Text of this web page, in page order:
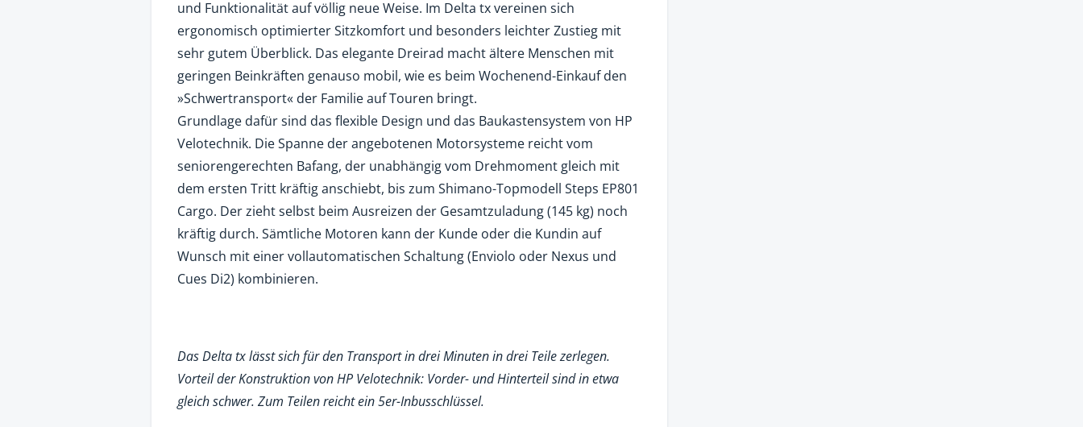
und Funktionalität auf völlig neue Weise. Im Delta tx vereinen sich
ergonomisch optimierter Sitzkomfort und besonders leichter Zustieg mit
sehr gutem Überblick. Das elegante Dreirad macht ältere Menschen mit
geringen Beinkräften genauso mobil, wie es beim Wochenend-Einkauf den
»Schwertransport« der Familie auf Touren bringt.
Grundlage dafür sind das flexible Design und das Baukastensystem von HP
Velotechnik. Die Spanne der angebotenen Motorsysteme reicht vom
seniorengerechten Bafang, der unabhängig vom Drehmoment gleich mit
dem ersten Tritt kräftig anschiebt, bis zum Shimano-Topmodell Steps EP801
Cargo. Der zieht selbst beim Ausreizen der Gesamtzuladung (145 kg) noch
kräftig durch. Sämtliche Motoren kann der Kunde oder die Kundin auf
Wunsch mit einer vollautomatischen Schaltung (Enviolo oder Nexus und
Cues Di2) kombinieren.
Das Delta tx lässt sich für den Transport in drei Minuten in drei Teile zerlegen.
Vorteil der Konstruktion von HP Velotechnik: Vorder- und Hinterteil sind in etwa
gleich schwer. Zum Teilen reicht ein 5er-Inbusschlüssel.